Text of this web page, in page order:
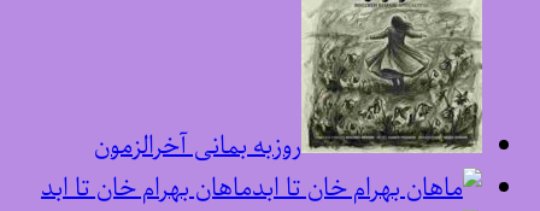
روزبه بمانی آخرالزمون
ماهان بهرام خان تا ابد